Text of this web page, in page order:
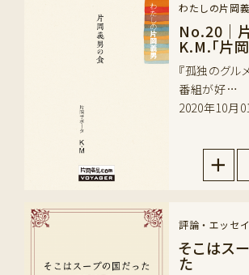
わたしの片岡
No.20｜
K.M.「片
『孤独のグル
番組が好…
2020年10月
評論・エッセイ
そこはス
た